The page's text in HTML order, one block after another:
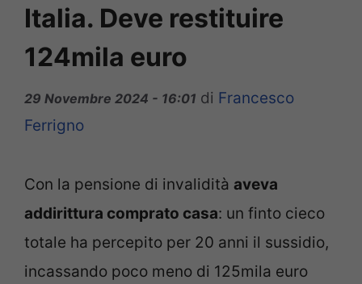
Italia. Deve restituire
124mila euro
29 Novembre 2024 - 16:01 di Francesco
Ferrigno
Con la pensione di invalidità aveva
addirittura comprato casa: un finto cieco
totale ha percepito per 20 anni il sussidio,
incassando poco meno di 125mila euro